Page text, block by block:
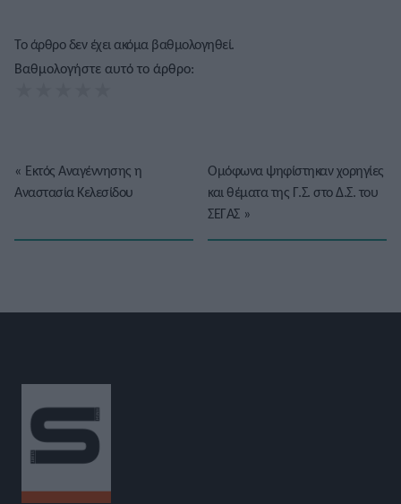
Το άρθρο δεν έχει ακόμα βαθμολογηθεί.
Βαθμολογήστε αυτό το άρθρο:
« Εκτός Αναγέννησης η
Αναστασία Κελεσίδου
Ομόφωνα ψηφίστηκαν χορηγίες
και θέματα της Γ.Σ. στο Δ.Σ. του
ΣΕΓΑΣ»